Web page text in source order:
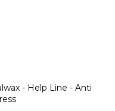
- Help Line - Anti